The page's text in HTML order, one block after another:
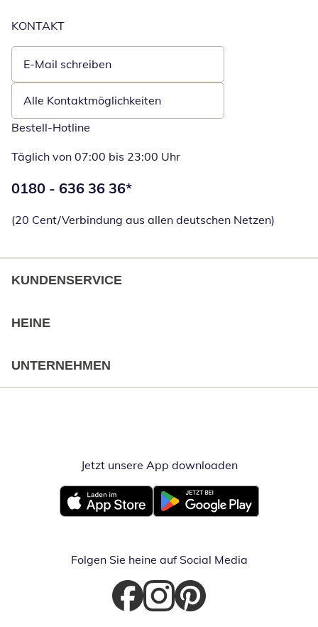
KONTAKT
E-Mail schreiben
Öffnet E-Mail-Client
Alle Kontaktmöglichkeiten
Bestell-Hotline
Täglich von 07:00 bis 23:00 Uhr
Telefonnummer:
0180 - 636 36 36*
(20 Cent/Verbindung aus allen deutschen Netzen)
KUNDENSERVICE
HEINE
UNTERNEHMEN
Jetzt unsere App downloadenÖffnet in
Öffnet in neuem FensterÖffnet in neuem Fenster
Folgen Sie heine auf Social Media
Öffnet in neuem Fenster
Öffnet in neuem Fenster
Öffnet in neuem Fenster